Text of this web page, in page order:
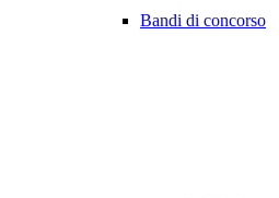
Bandi di concorso